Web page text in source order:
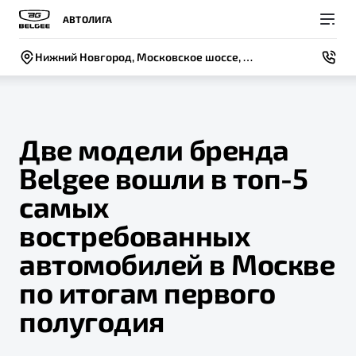
АВТОЛИГА
Нижний Новгород, Московское шоссе, д 247
Модели
Новый
X50+
Покупателям
ВЫБОР И ПОКУПКА
Автомобили в наличии
Спецпредложения и Акции
Записаться на тест-драйв
Владельцам
СЕРВИС
Записаться на сервис
Руководство по эксплуатации
Техническое обслуживание
Калькулятор ТО
О компании
СОБЫТИЯ
Новости
Контакты
BELGEE В РОССИИ
Две модели бренда
Belgee вошли в топ-5
самых
востребованных
автомобилей в Москве
по итогам первого
полугодия